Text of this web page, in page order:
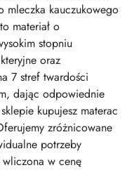
mleczka kauczukowego
materiał o
stopniu
oraz
7 stref twardości
dając odpowiednie
kupujesz materac
zróżnicowane
potrzeby
w cenę